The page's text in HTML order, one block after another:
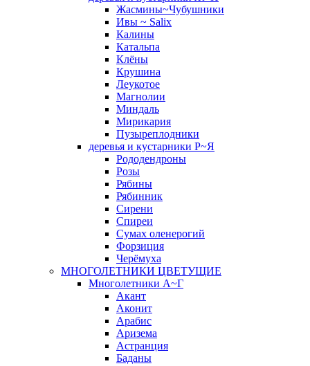
Жасмины~Чубушники
Ивы ~ Salix
Калины
Катальпа
Клёны
Крушина
Леукотое
Магнолии
Миндаль
Мирикария
Пузыреплодники
деревья и кустарники Р~Я
Рододендроны
Розы
Рябины
Рябинник
Сирени
Спиреи
Сумах оленерогий
Форзиция
Черёмуха
МНОГОЛЕТНИКИ ЦВЕТУЩИЕ
Многолетники А~Г
Акант
Аконит
Арабис
Аризема
Астранция
Баданы